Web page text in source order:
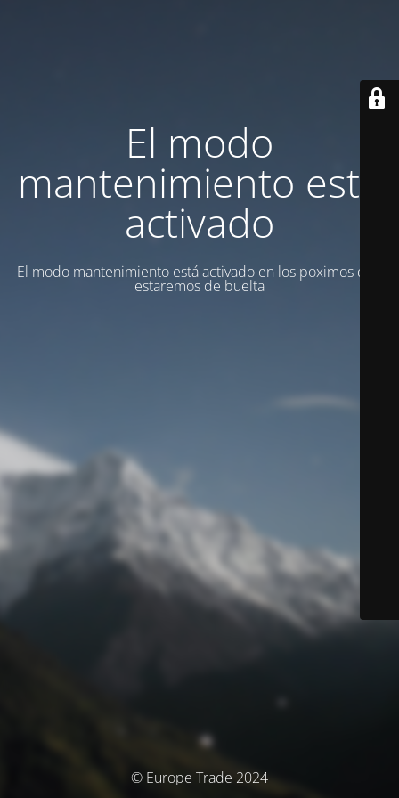
El modo
mantenimiento está
activado
El modo mantenimiento está activado en los poximos dias
estaremos de buelta
© Europe Trade 2024